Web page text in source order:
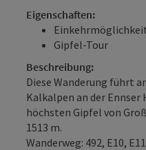
Eigenschaften:
Gipfel-Tour
Beschreibung:
Diese Wanderung führt
Kalkalpen an der Ennser
höchsten Gipfel von
1513 m.
Wanderweg: 492, E10, E11